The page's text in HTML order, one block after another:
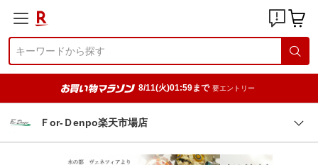
8/11(火)01:59まで 要エントリー
Ｆor-Ｄenpo楽天市場店